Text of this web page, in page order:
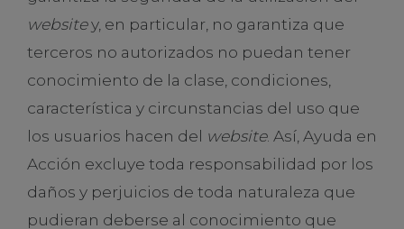
websitey, en particular, no garantiza que
terceros no autorizados no puedan tener
conocimiento de la clase, condiciones,
característica y circunstancias del uso que
los usuarios hacen del website. Así, Ayuda en
Acción excluye toda responsabilidad por los
daños y perjuicios de toda naturaleza que
pudieran deberse al conocimiento que